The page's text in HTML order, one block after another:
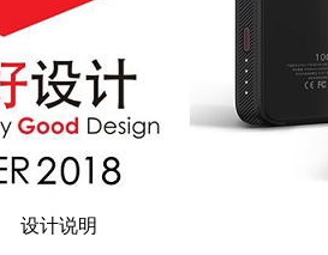
设计说明